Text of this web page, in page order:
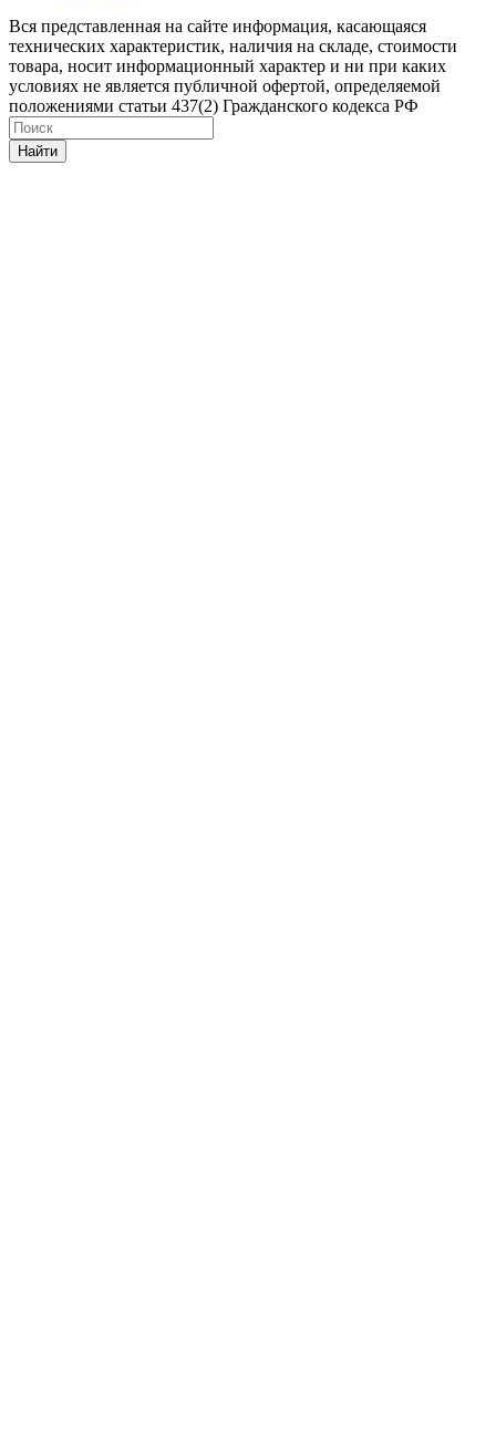
Вся представленная на сайте информация, касающаяся
технических характеристик, наличия на складе, стоимости
товара, носит информационный характер и ни при каких
условиях не является публичной офертой, определяемой
положениями статьи 437(2) Гражданского кодекса РФ
Найти